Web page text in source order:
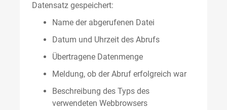
Datensatz gespeichert:
Name der abgerufenen Datei
Datum und Uhrzeit des Abrufs
Übertragene Datenmenge
Meldung, ob der Abruf erfolgreich war
Beschreibung des Typs des
verwendeten Webbrowsers